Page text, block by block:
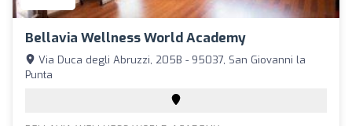
Bellavia Wellness World Academy
Via Duca degli Abruzzi, 205B - 95037, San Giovanni la
Punta